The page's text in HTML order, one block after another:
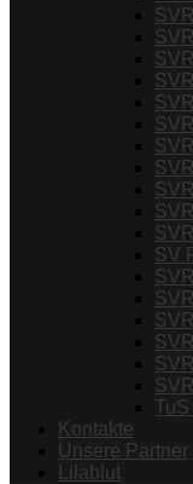
SV
Kontakte
Unsere Partner
Lilablut